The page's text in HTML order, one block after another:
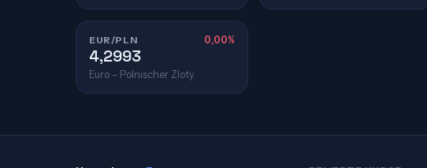
EUR/PLN 0,00%
4,2993
Euro – Polnischer Zloty